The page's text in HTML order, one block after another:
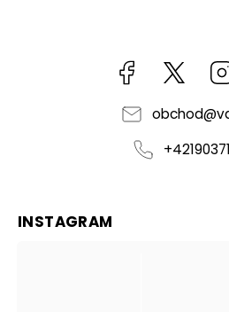
Facebook
obchod@
INSTAGRAM